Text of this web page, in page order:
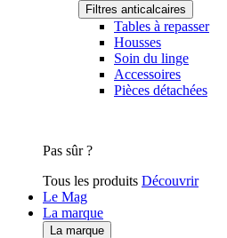
Filtres anticalcaires
Tables à repasser
Housses
Soin du linge
Accessoires
Pièces détachées
Pas sûr ?
Tous les produits Découvrir
Le Mag
La marque
La marque